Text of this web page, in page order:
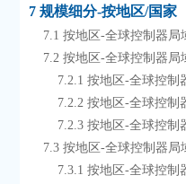
7 规模细分-按地区/国家
7.1 按地区-全球控制
7.2 按地区-全球控制
7.2.1 按地区-全
7.2.2 按地区-全
7.2.3 按地区-
7.3 按地区-全球控制
7.3.1 按地区-全